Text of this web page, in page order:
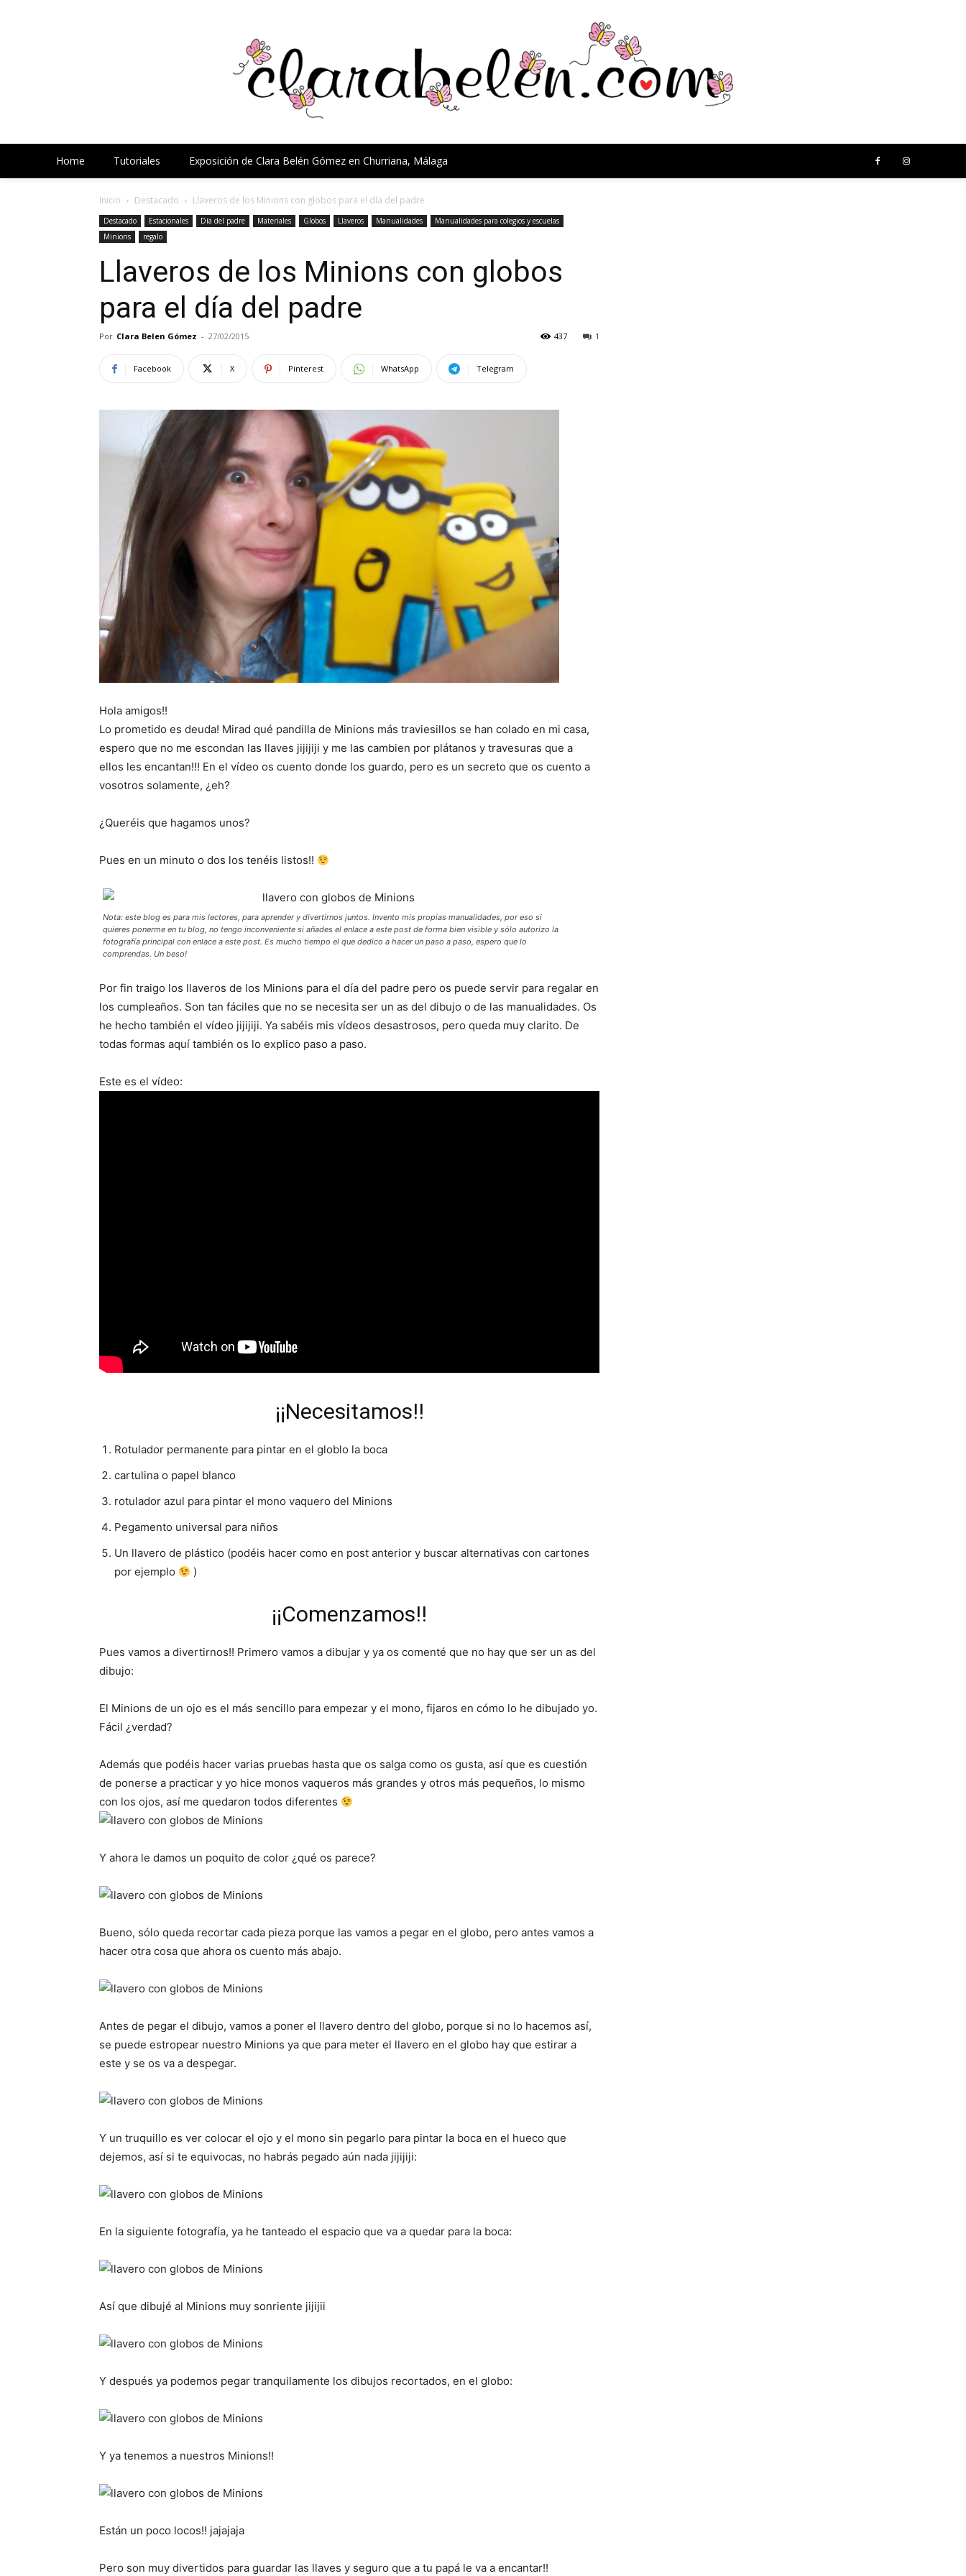
Home Tutoriales Exposición de Clara Belén Gómez en Churriana, Málaga
Inicio Destacado Llaveros de los Minions con globos para el día del padre
Destacado Estacionales Día del padre Materiales Globos Llaveros Manualidades
Manualidades para colegios y escuelas
Minions
regalo
Llaveros de los Minions con globos
para el día del padre
Por Clara Belen Gómez - 27/02/2015 1
437
Facebook X Pinterest WhatsApp Telegram
Hola amigos!!
Lo prometido es deuda! Mirad qué pandilla de Minions más traviesillos se han colado en mi casa,
espero que no me escondan las llaves jijijiji y me las cambien por plátanos y travesuras que a
ellos les encantan!!! En el vídeo os cuento donde los guardo, pero es un secreto que os cuento a
vosotros solamente, ¿eh?
¿Queréis que hagamos unos?
Pues en un minuto o dos los tenéis listos!!
Nota: este blog es para mis lectores, para aprender y divertirnos juntos. Invento mis propias manualidades, por eso si
quieres ponerme en tu blog, no tengo inconveniente si añades el enlace a este post de forma bien visible y sólo autorizo la
fotografía principal con enlace a este post. Es mucho tiempo el que dedico a hacer un paso a paso, espero que lo
comprendas. Un beso!
Por fin traigo los llaveros de los Minions para el día del padre pero os puede servir para regalar en
los cumpleaños. Son tan fáciles que no se necesita ser un as del dibujo o de las manualidades. Os
he hecho también el vídeo jijijiji. Ya sabéis mis vídeos desastrosos, pero queda muy clarito. De
todas formas aquí también os lo explico paso a paso.
Este es el vídeo:
¡¡Necesitamos!!
Rotulador permanente para pintar en el globlo la boca
cartulina o papel blanco
rotulador azul para pintar el mono vaquero del Minions
Pegamento universal para niños
Un llavero de plástico (podéis hacer como en post anterior y buscar alternativas con cartones
por ejemplo
)
¡¡Comenzamos!!
Pues vamos a divertirnos!! Primero vamos a dibujar y ya os comenté que no hay que ser un as del
dibujo:
El Minions de un ojo es el más sencillo para empezar y el mono, fijaros en cómo lo he dibujado yo.
Fácil ¿verdad?
Además que podéis hacer varias pruebas hasta que os salga como os gusta, así que es cuestión
de ponerse a practicar y yo hice monos vaqueros más grandes y otros más pequeños, lo mismo
con los ojos, así me quedaron todos diferentes
Y ahora le damos un poquito de color ¿qué os parece?
Bueno, sólo queda recortar cada pieza porque las vamos a pegar en el globo, pero antes vamos a
hacer otra cosa que ahora os cuento más abajo.
Antes de pegar el dibujo, vamos a poner el llavero dentro del globo, porque si no lo hacemos así,
se puede estropear nuestro Minions ya que para meter el llavero en el globo hay que estirar a
este y se os va a despegar.
Y un truquillo es ver colocar el ojo y el mono sin pegarlo para pintar la boca en el hueco que
dejemos, así si te equivocas, no habrás pegado aún nada jijijiji:
En la siguiente fotografía, ya he tanteado el espacio que va a quedar para la boca:
Así que dibujé al Minions muy sonriente jijijii
Y después ya podemos pegar tranquilamente los dibujos recortados, en el globo:
Y ya tenemos a nuestros Minions!!
Están un poco locos!! jajajaja
Pero son muy divertidos para guardar las llaves y seguro que a tu papá le va a encantar!!